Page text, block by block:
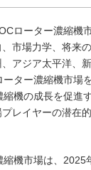
ローター濃縮機
市場力学、将来
アジア太平洋、
ター濃縮機市場
縮機の成長を促進
レイヤーの潜在
機市場は、2025